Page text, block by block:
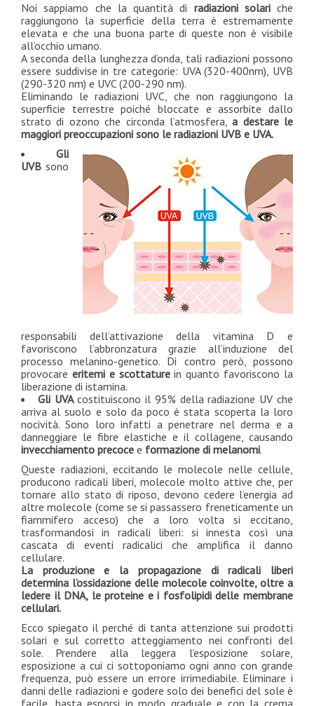
Noi sappiamo che la quantità di radiazioni solariche
raggiungono la superficie della terra è estremamente
elevata e che una buona parte di queste non è visibile
all’occhio umano.
A seconda della lunghezza d’onda, tali radiazioni possono
essere suddivise in tre categorie: UVA (320-400nm), UVB
(290-320 nm) e UVC (200-290 nm).
Eliminando le radiazioni UVC, che non raggiungono la
superficie terrestre poiché bloccate e assorbite dallo
strato di ozono che circonda l’atmosfera,a destare le
maggiori preoccupazioni sono le radiazioni UVB e UVA.
Gli
UVB sono
responsabili dell’attivazione della vitamina D e
favoriscono l’abbronzatura grazie all’induzione del
processo melanino-genetico. Di contro però, possono
provocare eritemi e scottaturein quanto favoriscono la
liberazione di istamina.
Gli UVAcostituiscono il 95% della radiazione UV che
arriva al suolo e solo da poco è stata scoperta la loro
nocività. Sono loro infatti a penetrare nel derma e a
danneggiare le fibre elastiche e il collagene, causando
invecchiamento precoce e formazione di melanomi.
Queste radiazioni, eccitando le molecole nelle cellule,
producono radicali liberi, molecole molto attive che, per
tornare allo stato di riposo, devono cedere l’energia ad
altre molecole (come se si passassero freneticamente un
fiammifero acceso) che a loro volta si eccitano,
trasformandosi in radicali liberi: si innesta così una
cascata di eventi radicalici che amplifica il danno
cellulare.
La produzione e la propagazione di radicali liberi
determina l’ossidazione delle molecole coinvolte, oltre a
ledere il DNA, le proteine e i fosfolipidi delle membrane
cellulari.
Ecco spiegato il perché di tanta attenzione sui prodotti
solari e sul corretto atteggiamento nei confronti del
sole. Prendere alla leggera l’esposizione solare,
esposizione a cui ci sottoponiamo ogni anno con grande
frequenza, può essere un errore irrimediabile. Eliminare i
danni delle radiazioni e godere solo dei benefici del sole è